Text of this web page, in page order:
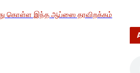
கொள்ள இந்த ஆப்ஸை தரவிறக்கம்